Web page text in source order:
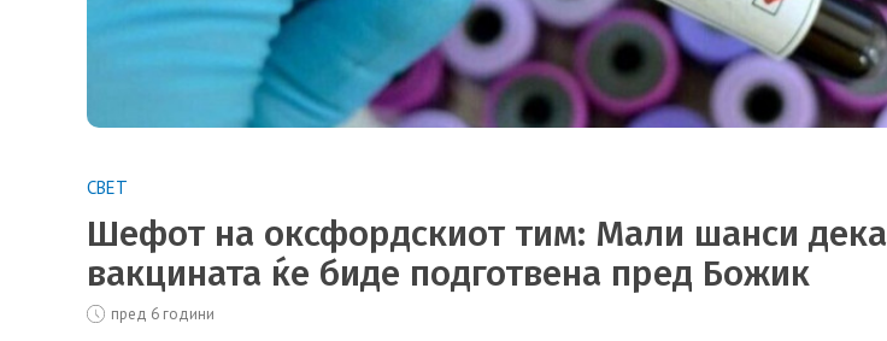
СВЕТ
Шефот на оксфордскиот тим: Мали шанси дека
вакцината ќе биде подготвена пред Божик
пред 6 години